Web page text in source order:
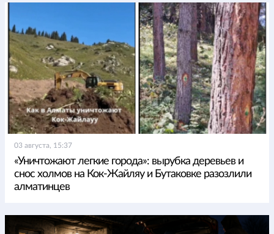
03 августа, 15:37
«Уничтожают легкие города»: вырубка деревьев и
снос холмов на Кок-Жайляу и Бутаковке разозлили
алматинцев